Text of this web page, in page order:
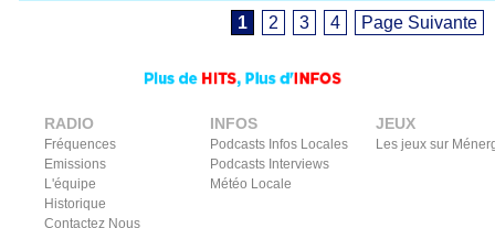
1 2 3 4 Page Suivante
RADIO
Fréquences
Emissions
L'équipe
Historique
Contactez Nous
INFOS
Podcasts Infos Locales
Podcasts Interviews
Météo Locale
JEUX
Les jeux sur